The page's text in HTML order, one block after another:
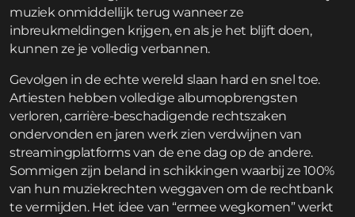
muziek onmiddellijk terug wanneer ze
inbreukmeldingen krijgen, en als je het blijft doen,
kunnen ze je volledig verbannen.
Gevolgen in de echte wereld slaan hard en snel toe.
Artiesten hebben volledige albumopbrengsten
verloren, carrière-beschadigende rechtszaken
ondervonden en jaren werk zien verdwijnen van
streamingplatforms van de ene dag op de andere.
Sommigen zijn beland in schikkingen waarbij ze 100%
van hun muziekrechten weggaven om de rechtbank
te vermijden. Het idee van “ermee wegkomen” werkt